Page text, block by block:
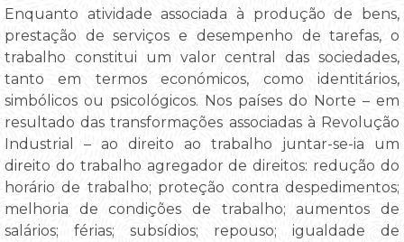
Enquanto atividade associada à produção de bens,
prestação de serviços e desempenho de tarefas, o
trabalho constitui um valor central das sociedades,
tanto em termos económicos, como identitários,
simbólicos ou psicológicos. Nos países do Norte – em
resultado das transformações associadas à Revolução
Industrial – ao direito ao trabalho juntar-se-ia um
direito do trabalho agregador de direitos: redução do
horário de trabalho; proteção contra despedimentos;
melhoria de condições de trabalho; aumentos de
salários; férias; subsídios; repouso; igualdade de